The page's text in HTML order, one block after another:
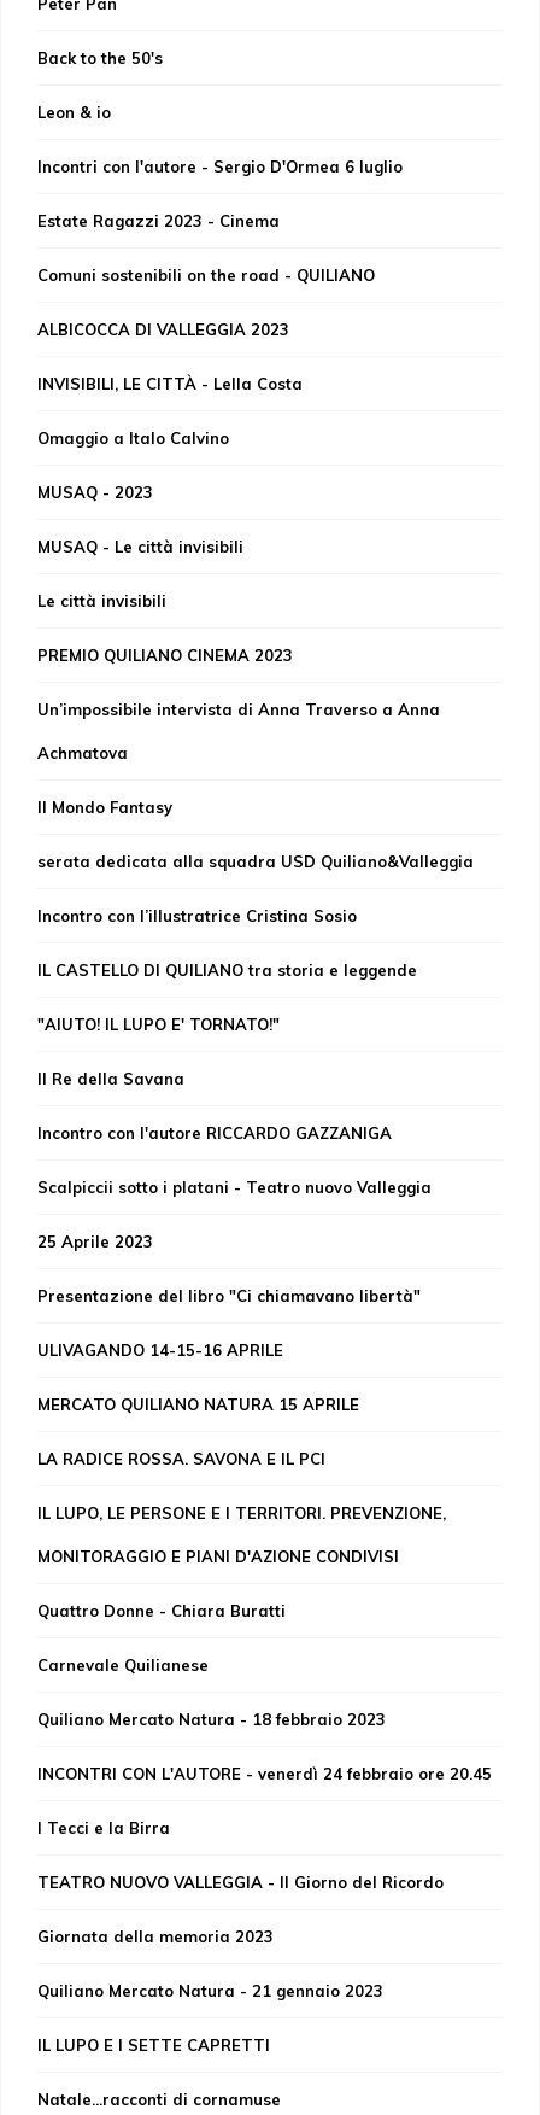
Back to the 50's
Leon & io
Incontri con l'autore - Sergio D'Ormea 6 luglio
Estate Ragazzi 2023 - Cinema
Comuni sostenibili on the road - QUILIANO
ALBICOCCA DI VALLEGGIA 2023
INVISIBILI, LE CITTÀ - Lella Costa
Omaggio a Italo Calvino
MUSAQ - 2023
MUSAQ - Le città invisibili
Le città invisibili
PREMIO QUILIANO CINEMA 2023
Un’impossibile intervista di Anna Traverso a Anna
Achmatova
Il Mondo Fantasy
serata dedicata alla squadra USD Quiliano&Valleggia
Incontro con l’illustratrice Cristina Sosio
IL CASTELLO DI QUILIANO tra storia e leggende
"AIUTO! IL LUPO E' TORNATO!"
Il Re della Savana
Incontro con l'autore RICCARDO GAZZANIGA
Scalpiccii sotto i platani - Teatro nuovo Valleggia
25 Aprile 2023
Presentazione del libro "Ci chiamavano libertà"
ULIVAGANDO 14-15-16 APRILE
MERCATO QUILIANO NATURA 15 APRILE
LA RADICE ROSSA. SAVONA E IL PCI
IL LUPO, LE PERSONE E I TERRITORI. PREVENZIONE,
MONITORAGGIO E PIANI D'AZIONE CONDIVISI
Quattro Donne - Chiara Buratti
Carnevale Quilianese
Quiliano Mercato Natura - 18 febbraio 2023
INCONTRI CON L'AUTORE - venerdì 24 febbraio ore 20.45
I Tecci e la Birra
TEATRO NUOVO VALLEGGIA - Il Giorno del Ricordo
Giornata della memoria 2023
Quiliano Mercato Natura - 21 gennaio 2023
IL LUPO E I SETTE CAPRETTI
Natale...racconti di cornamuse